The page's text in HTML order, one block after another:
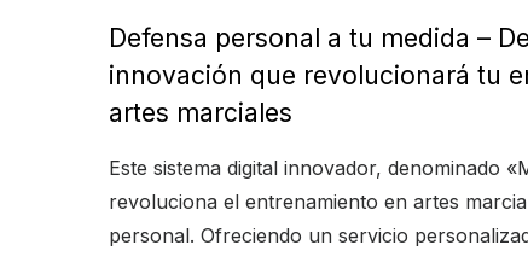
Defensa personal a tu medida –
innovación que revolucionará tu
artes marciales
Este sistema digital innovador, denominado
revoluciona el entrenamiento en artes
personal. Ofreciendo un servicio